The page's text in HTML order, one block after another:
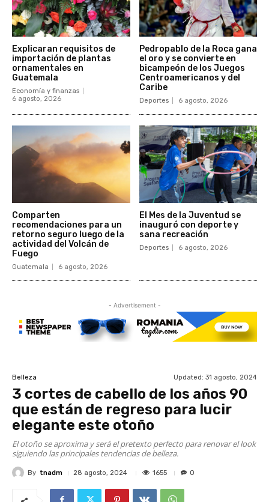
Explicaran requisitos de
importación de plantas
ornamentales en
Guatemala
Economía y finanzas
6 agosto, 2026
Pedropablo de la Roca gana
el oro y se convierte en
bicampeón de los Juegos
Centroamericanos y del
Caribe
Deportes 6 agosto, 2026
Comparten
recomendaciones para un
retorno seguro luego de la
actividad del Volcán de
Fuego
Guatemala 6 agosto, 2026
El Mes de la Juventud se
inauguró con deporte y
sana recreación
Deportes 6 agosto, 2026
- Advertisement -